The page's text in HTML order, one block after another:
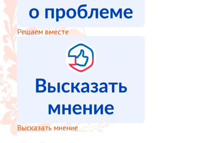
Решаем вместе
Высказать мнение